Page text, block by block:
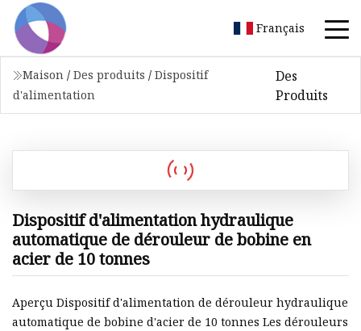
Français
Maison / Des produits / Dispositif
d'alimentation
Des
Produits
Dispositif d'alimentation hydraulique
automatique de dérouleur de bobine en
acier de 10 tonnes
Aperçu Dispositif d'alimentation de dérouleur hydraulique
automatique de bobine d'acier de 10 tonnes Les dérouleurs